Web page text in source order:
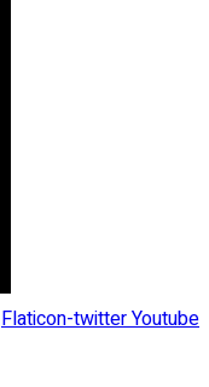
Flaticon-twitterYoutube